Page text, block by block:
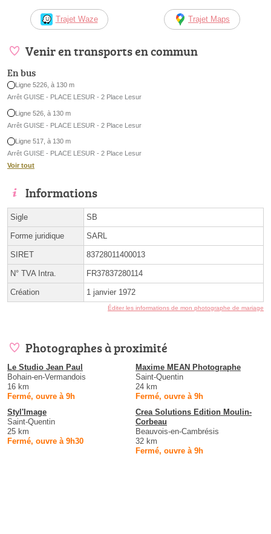
Trajet Waze Trajet Maps
Venir en transports en commun
En bus
Ligne 5226, à 130 m
Arrêt GUISE - PLACE LESUR - 2 Place Lesur
Ligne 526, à 130 m
Arrêt GUISE - PLACE LESUR - 2 Place Lesur
Ligne 517, à 130 m
Arrêt GUISE - PLACE LESUR - 2 Place Lesur
Voir tout
Informations
Sigle SB
Forme juridique SARL
SIRET 83728011400013
N° TVA Intra. FR37837280114
Création 1 janvier 1972
Éditer les informations de mon photographe de mariage
Photographes à proximité
Le Studio Jean Paul
Bohain-en-Vermandois
16 km
Fermé, ouvre à 9h
Maxime MEAN Photographe
Saint-Quentin
24 km
Fermé, ouvre à 9h
Styl'Image
Saint-Quentin
25 km
Fermé, ouvre à 9h30
Crea Solutions Edition Moulin-
Corbeau
Beauvois-en-Cambrésis
32 km
Fermé, ouvre à 9h